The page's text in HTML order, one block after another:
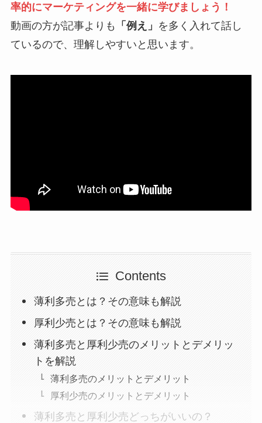
率的にマーケティングを一緒に学びましょう！
動画の方が記事よりも
「例え」 を多く入れて話し
ているので、理解しやすいと思います。
Contents
薄利多売とは？その意味も解説
厚利少売とは？その意味も解説
薄利多売と厚利少売のメリットとデメリッ
トを解説
薄利多売のメリットとデメリット
厚利少売のメリットとデメリット
薄利多売と厚利少売どっちがいいの？